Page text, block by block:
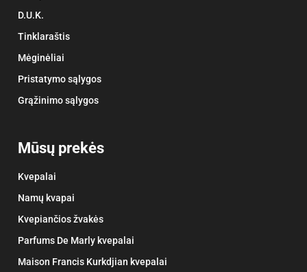
D.U.K.
Tinklaraštis
Mėginėliai
Pristatymo sąlygos
Grąžinimo sąlygos
Mūsų prekės
Kvepalai
Namų kvapai
Kvepiančios žvakės
Parfums De Marly kvepalai
Maison Francis Kurkdjian kvepalai